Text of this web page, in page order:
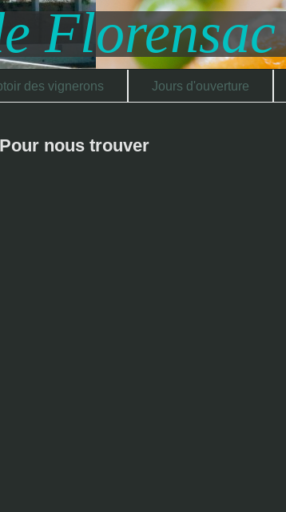
Florensac
des vignerons Jours d'ouverture
Pour nous trouver